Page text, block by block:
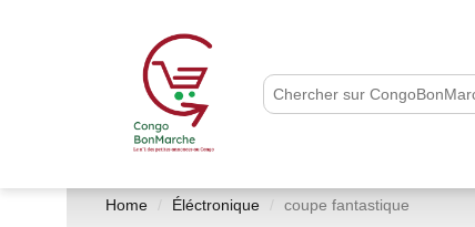
Home Éléctronique coupe fantastique